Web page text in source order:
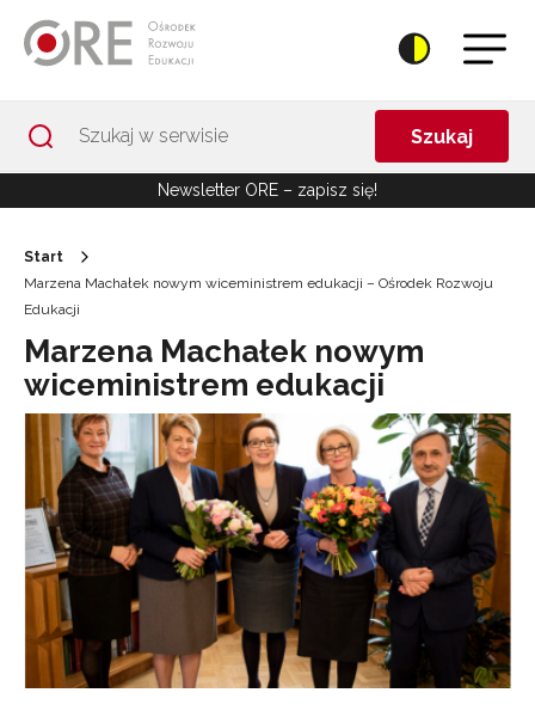
Szukaj
Newsletter ORE – zapisz się!
Start
Marzena Machałek nowym wiceministrem edukacji – Ośrodek Rozwoju
Edukacji
Marzena Machałek nowym
wiceministrem edukacji